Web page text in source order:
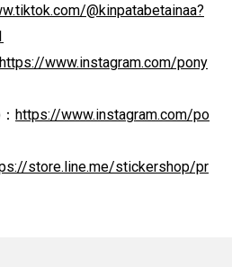
@kinpatabetainaa?
https://www.instagram.com/pony
https://www.instagram.com/po
store.line.me/stickershop/pr